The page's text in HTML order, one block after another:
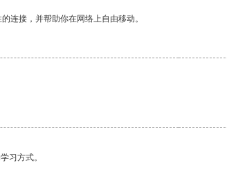
连接，并帮助你在网络上自由移动。
习方式。